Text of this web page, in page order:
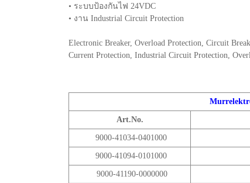
• ระบบป้องกันไฟ 24VDC
• งาน Industrial Circuit Protection
Electronic Breaker, Overload Protection, Circuit
Current Protection, Industrial Circuit Protection,
Art.No.
9000-41034-0401000
9000-41094-0101000
9000-41190-0000000